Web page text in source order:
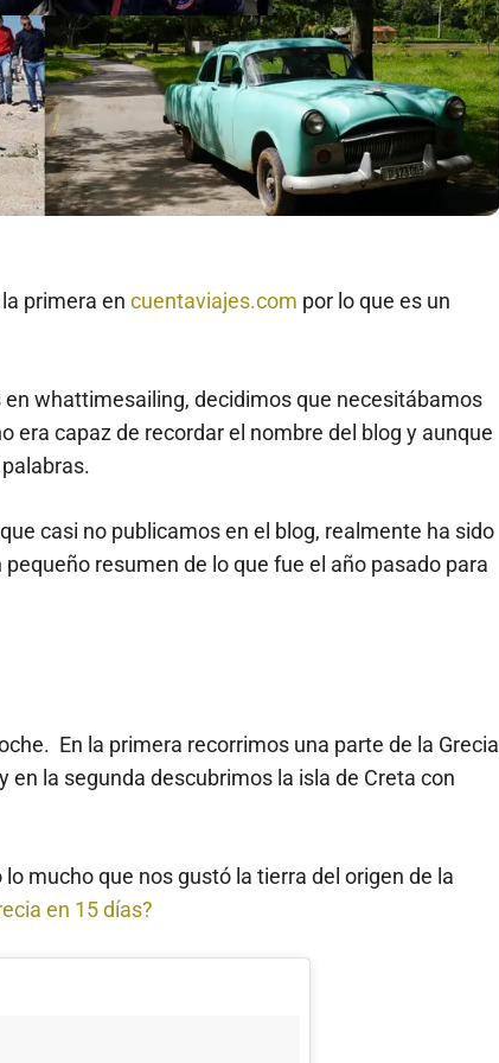
primera en cuentaviajes.com por lo que es un
whattimesailing, decidimos que necesitábamos
capaz de recordar el nombre del blog y aunque
casi no publicamos en el blog, realmente ha sido
resumen de lo que fue el año pasado para
En la primera recorrimos una parte de la Grecia
la segunda descubrimos la isla de Creta con
mucho que nos gustó la tierra del origen de la
en 15 días?